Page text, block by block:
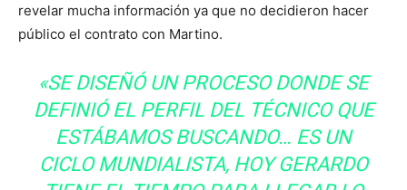
revelar mucha información ya que no decidieron hacer
público el contrato con Martino.
«SE DISEÑÓ UN PROCESO DONDE SE
DEFINIÓ EL PERFIL DEL TÉCNICO QUE
ESTÁBAMOS BUSCANDO… ES UN
CICLO MUNDIALISTA, HOY GERARDO